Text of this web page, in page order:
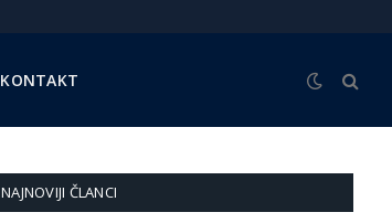
KONTAKT
NAJNOVIJI ČLANCI